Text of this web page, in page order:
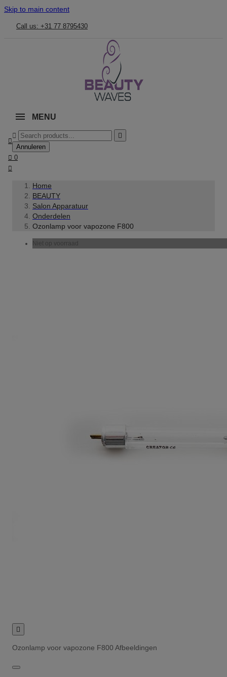
Skip to main content
Call us: +31 77 8795430
MENU



Annuleren
 0

Home
BEAUTY
Salon Apparatuur
Onderdelen
Ozonlamp voor vapozone F800
Niet op voorraad

Ozonlamp voor vapozone F800 Afbeeldingen